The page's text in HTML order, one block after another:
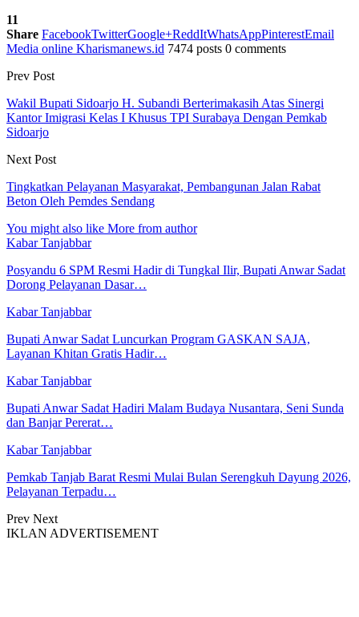
11
Share FacebookTwitterGoogle+ReddItWhatsAppPinterestEmail
Media online Kharismanews.id 7474 posts 0 comments
Prev Post
Wakil Bupati Sidoarjo H. Subandi Berterimakasih Atas Sinergi
Kantor Imigrasi Kelas I Khusus TPI Surabaya Dengan Pemkab
Sidoarjo
Next Post
Tingkatkan Pelayanan Masyarakat, Pembangunan Jalan Rabat
Beton Oleh Pemdes Sendang
You might also like More from author
Kabar Tanjabbar
Posyandu 6 SPM Resmi Hadir di Tungkal Ilir, Bupati Anwar Sadat
Dorong Pelayanan Dasar…
Kabar Tanjabbar
Bupati Anwar Sadat Luncurkan Program GASKAN SAJA,
Layanan Khitan Gratis Hadir…
Kabar Tanjabbar
Bupati Anwar Sadat Hadiri Malam Budaya Nusantara, Seni Sunda
dan Banjar Pererat…
Kabar Tanjabbar
Pemkab Tanjab Barat Resmi Mulai Bulan Serengkuh Dayung 2026,
Pelayanan Terpadu…
Prev Next
IKLAN ADVERTISEMENT